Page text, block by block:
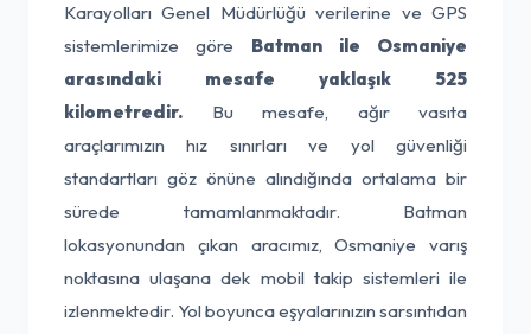
Karayolları Genel Müdürlüğü verilerine ve GPS
sistemlerimize göre Batman ile Osmaniye
arasındaki mesafe yaklaşık 525
kilometredir. Bu mesafe, ağır vasıta
araçlarımızın hız sınırları ve yol güvenliği
standartları göz önüne alındığında ortalama bir
sürede tamamlanmaktadır. Batman
lokasyonundan çıkan aracımız, Osmaniye varış
noktasına ulaşana dek mobil takip sistemleri ile
izlenmektedir. Yol boyunca eşyalarınızın sarsıntıdan